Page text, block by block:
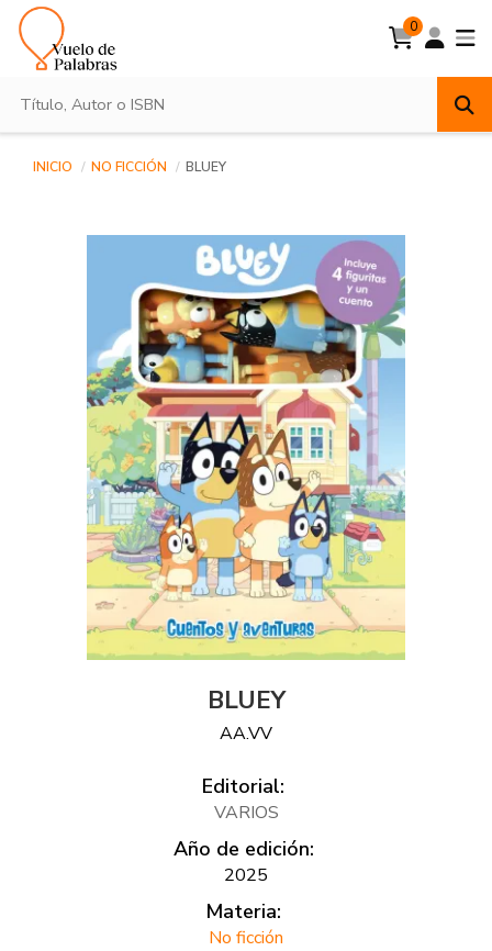
0
INICIO NO FICCIÓN BLUEY
BLUEY
AA.VV
Editorial:
VARIOS
Año de edición:
2025
Materia:
No ficción